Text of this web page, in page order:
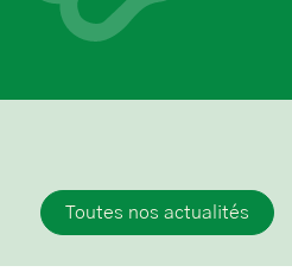
Toutes nos actualités